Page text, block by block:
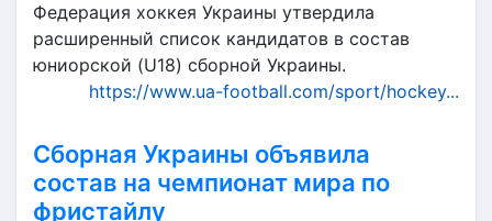
Федерация хоккея Украины утвердила
расширенный список кандидатов в состав
юниорской (U18) сборной Украины.
https://www.ua-football.com/sport/hockey...
Сборная Украины объявила
состав на чемпионат мира по
фристайлу